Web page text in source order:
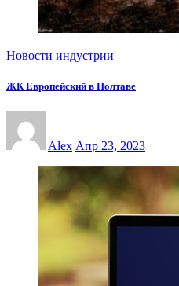
Новости индустрии
ЖК Европейский в Полтаве
Alex Апр 23, 2023